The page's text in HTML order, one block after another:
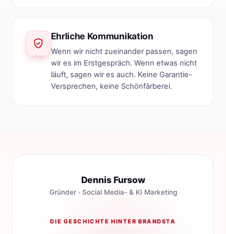
Ehrliche Kommunikation
Wenn wir nicht zueinander passen, sagen
wir es im Erstgespräch. Wenn etwas nicht
läuft, sagen wir es auch. Keine Garantie-
Versprechen, keine Schönfärberei.
Dennis Fursow
Gründer · Social Media- & KI Marketing
DIE GESCHICHTE HINTER BRANDSTA